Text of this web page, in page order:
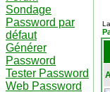
Sondage
Password par
défaut
Générer
Password
Tester Password
Web Password